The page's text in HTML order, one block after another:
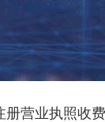
册营业执照收